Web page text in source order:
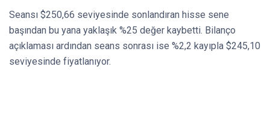
Seansı $250,66 seviyesinde sonlandıran hisse sene
başından bu yana yaklaşık %25 değer kaybetti. Bilanço
açıklaması ardından seans sonrası ise %2,2 kayıpla $245,10
seviyesinde fiyatlanıyor.